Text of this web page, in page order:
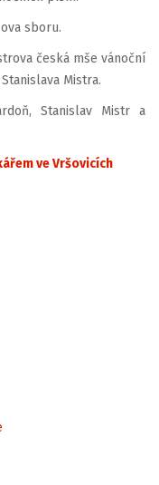
sboru.
česká mše vánoční
Mistra.
Stanislav Mistr a
ve Vršovicích